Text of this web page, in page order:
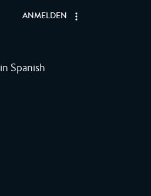
ANMELDEN
Spanish